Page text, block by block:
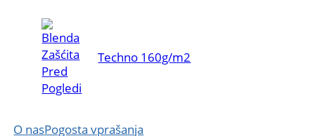
Techno 160g/m2
O nasPogosta vprašanja